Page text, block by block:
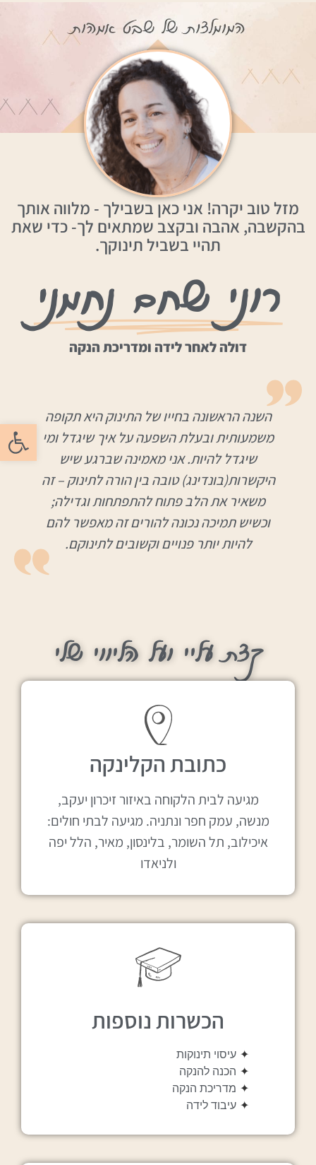
פתח
מזל טוב יקרה! אני כאן בשבילך - מלווה אותך
בהקשבה, אהבה ובקצב שמתאים לך- כדי שאת
תהיי בשביל תינוקך.
רוני שחם נחמני
דולה לאחר לידה ומדריכת הנקה
השנה הראשונה בחייו של התינוק היא תקופה
משמעותית ובעלת השפעה על איך שיגדל ומי
שיגדל להיות. אני מאמינה שברגע שיש
היקשרות(בונדינג) טובה בין הורה לתינוק – זה
משאיר את הלב פתוח להתפתחות וגדילה;
וכשיש תמיכה נכונה להורים זה מאפשר להם
להיות יותר פנויים וקשובים לתינוקם.
קצת עליי ועל הליווי שלי
כתובת הקלינקה
מגיעה לבית הלקוחה באיזור זיכרון יעקב,
מנשה, עמק חפר ונתניה. מגיעה לבתי חולים:
איכילוב, תל השומר, בלינסון, מאיר, הלל יפה
ולניאדו
הכשרות נוספות
✦ עיסוי תינוקות
✦ הכנה להנקה
✦ מדריכת הנקה
✦ עיבוד לידה